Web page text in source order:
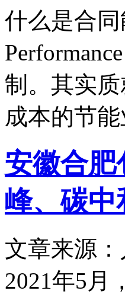
什么是合
制。其实
成本的节能
安徽合肥
峰、碳中
文章来源：
2021年5月